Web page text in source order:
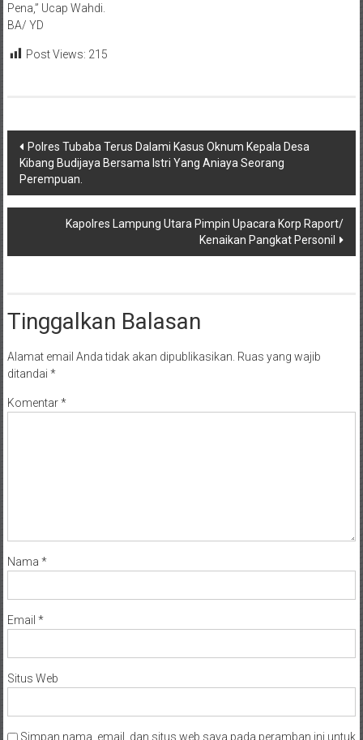
Pena,” Ucap Wahdi.
BA/ YD
Post Views: 215
Navigasi
pos
Polres Tubaba Terus Dalami Kasus Oknum Kepala Desa
Kibang Budijaya Bersama Istri Yang Aniaya Seorang
Perempuan.
Kapolres Lampung Utara Pimpin Upacara Korp Raport/
Kenaikan Pangkat Personil
Tinggalkan Balasan
Alamat email Anda tidak akan dipublikasikan. Ruas yang wajib
ditandai *
Komentar*
Nama *
Email *
Situs Web
Simpan nama, email, dan situs web saya pada peramban ini untuk